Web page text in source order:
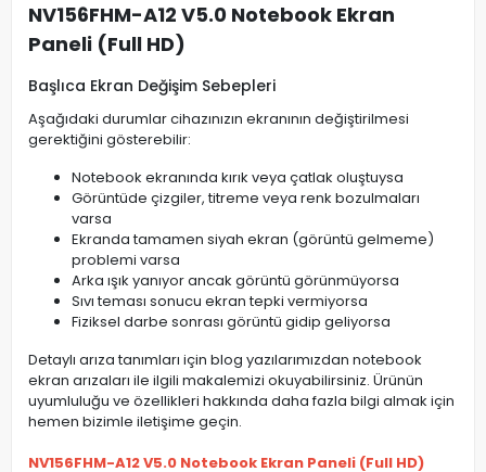
NV156FHM-A12 V5.0 Notebook Ekran
Paneli (Full HD)
Başlıca Ekran Değişim Sebepleri
Aşağıdaki durumlar cihazınızın ekranının değiştirilmesi
gerektiğini gösterebilir:
Notebook ekranında kırık veya çatlak oluştuysa
Görüntüde çizgiler, titreme veya renk bozulmaları
varsa
Ekranda tamamen siyah ekran (görüntü gelmeme)
problemi varsa
Arka ışık yanıyor ancak görüntü görünmüyorsa
Sıvı teması sonucu ekran tepki vermiyorsa
Fiziksel darbe sonrası görüntü gidip geliyorsa
Detaylı arıza tanımları için blog yazılarımızdan notebook
ekran arızaları ile ilgili makalemizi okuyabilirsiniz. Ürünün
uyumluluğu ve özellikleri hakkında daha fazla bilgi almak için
hemen bizimle iletişime geçin.
NV156FHM-A12 V5.0 Notebook Ekran Paneli (Full HD)